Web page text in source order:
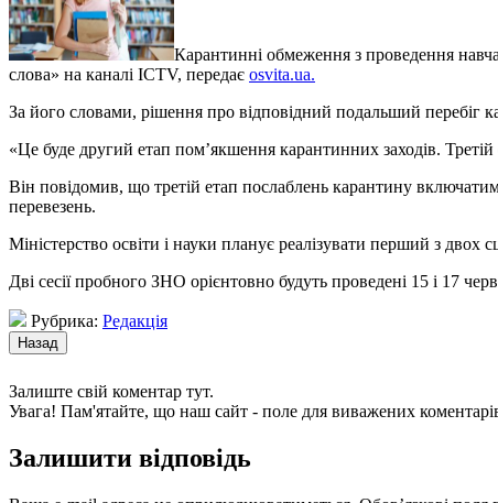
Карантинні обмеження з проведення
слова» на каналі ICTV, передає osvita.ua.
За його словами, рішення про відповідний подальший перебіг
«Це буде другий етап пом’якшення карантинних заходів.
Він повідомив, що третій етап послаблень карантину
перевезень.
Міністерство освіти і науки планує реалізувати перший з двох
Дві сесії пробного ЗНО орієнтовно будуть проведені 15 і 17
Рубрика: Редакція
Залиште свій коментар тут.
Увага! Пам'ятайте, що наш сайт - поле для виважених
Залишити відповідь